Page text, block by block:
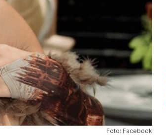
Foto: Facebook